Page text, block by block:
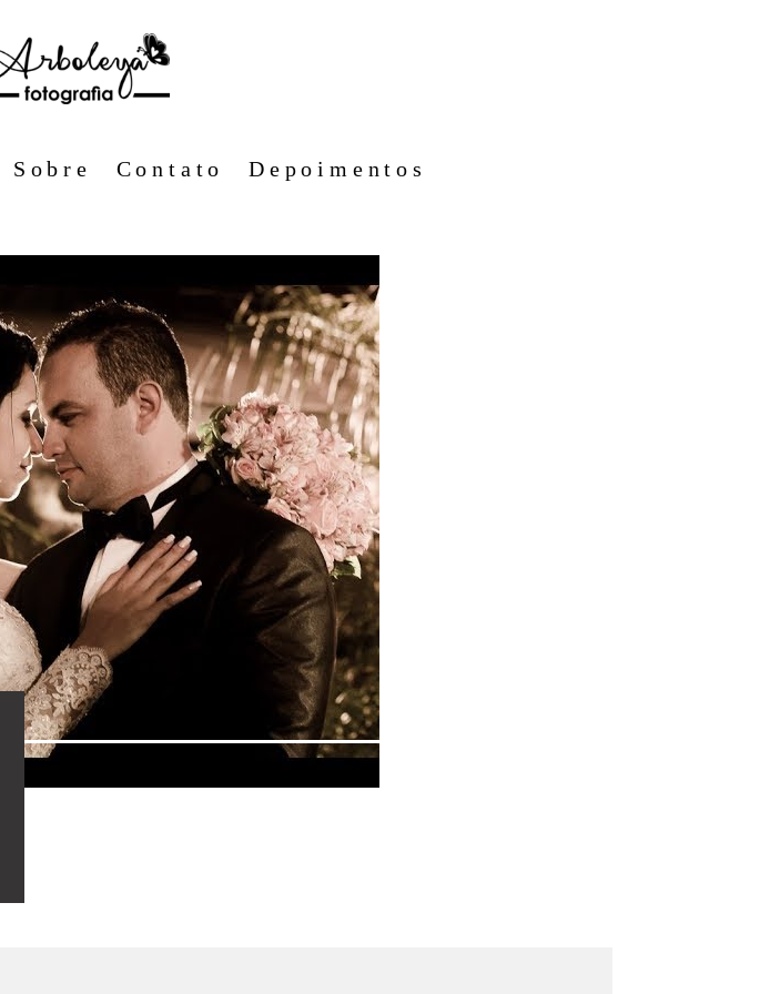
Sobre Contato Depoimentos